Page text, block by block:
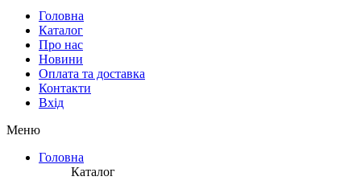
Головна
Каталог
Про нас
Новини
Оплата та доставка
Контакти
Вхiд
Меню
Головна
Каталог